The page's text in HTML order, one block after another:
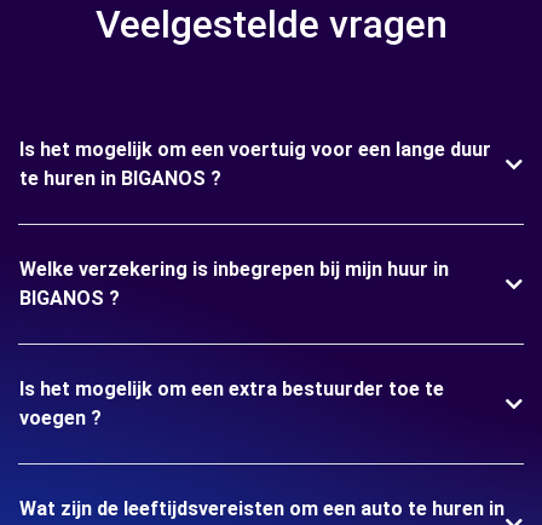
Veelgestelde vragen
Is het mogelijk om een voertuig voor een lange duur
te huren in BIGANOS ?
Welke verzekering is inbegrepen bij mijn huur in
BIGANOS ?
Is het mogelijk om een extra bestuurder toe te
voegen ?
Wat zijn de leeftijdsvereisten om een auto te huren in